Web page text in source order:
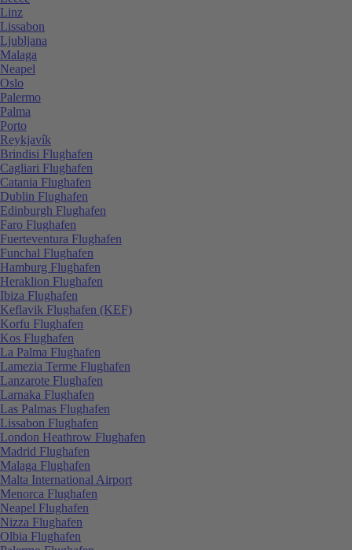
Linz
Lissabon
Ljubljana
Malaga
Neapel
Oslo
Palermo
Palma
Porto
Reykjavík
Brindisi Flughafen
Cagliari Flughafen
Catania Flughafen
Dublin Flughafen
Edinburgh Flughafen
Faro Flughafen
Fuerteventura Flughafen
Funchal Flughafen
Hamburg Flughafen
Heraklion Flughafen
Ibiza Flughafen
Keflavik Flughafen (KEF)
Korfu Flughafen
Kos Flughafen
La Palma Flughafen
Lamezia Terme Flughafen
Lanzarote Flughafen
Larnaka Flughafen
Las Palmas Flughafen
Lissabon Flughafen
London Heathrow Flughafen
Madrid Flughafen
Malaga Flughafen
Malta International Airport
Menorca Flughafen
Neapel Flughafen
Nizza Flughafen
Olbia Flughafen